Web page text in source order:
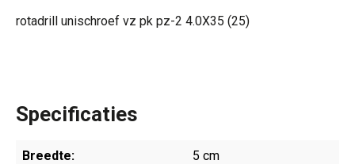
rotadrill unischroef vz pk pz-2 4.0X35 (25)
Specificaties
Breedte: 5 cm